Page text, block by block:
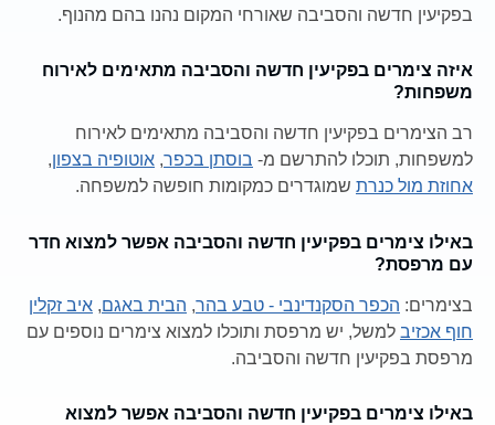
בפקיעין חדשה והסביבה שאורחי המקום נהנו בהם מהנוף.
איזה צימרים בפקיעין חדשה והסביבה מתאימים לאירוח
משפחות?
רב הצימרים בפקיעין חדשה והסביבה מתאימים לאירוח
למשפחות, תוכלו להתרשם מ- בוסתן בכפר, אוטופיה בצפון,
אחוזת מול כנרת שמוגדרים כמקומות חופשה למשפחה.
באילו צימרים בפקיעין חדשה והסביבה אפשר למצוא חדר
עם מרפסת?
בצימרים: הכפר הסקנדינבי - טבע בהר, הבית באגם, איב זקלין
חוף אכזיב למשל, יש מרפסת ותוכלו למצוא צימרים נוספים עם
מרפסת בפקיעין חדשה והסביבה.
באילו צימרים בפקיעין חדשה והסביבה אפשר למצוא